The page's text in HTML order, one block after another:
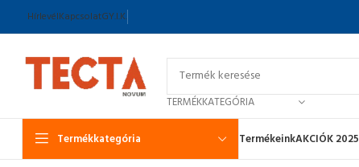
HírlevélKapcsolatGY.I.K.
TERMÉKKATEGÓRIA
Termékkategória TermékeinkAKCIÓK 2025